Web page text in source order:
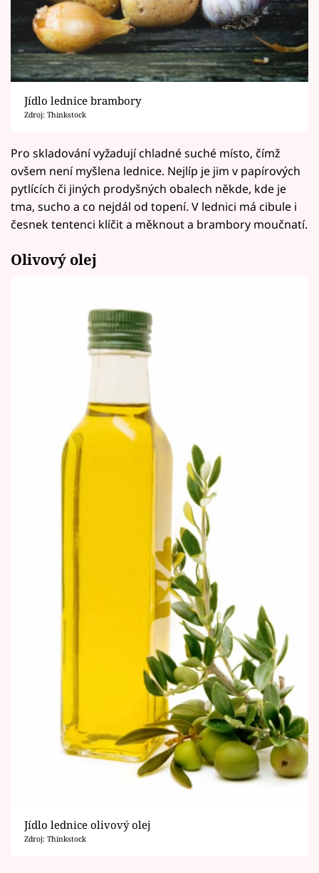
Jídlo lednice brambory
Zdroj: Thinkstock
Pro skladování vyžadují chladné suché místo, čímž
ovšem není myšlena lednice. Nejlíp je jim v papírových
pytlících či jiných prodyšných obalech někde, kde je
tma, sucho a co nejdál od topení. V lednici má cibule i
česnek tentenci klíčit a měknout a brambory moučnatí.
Olivový olej
Jídlo lednice olivový olej
Zdroj: Thinkstock